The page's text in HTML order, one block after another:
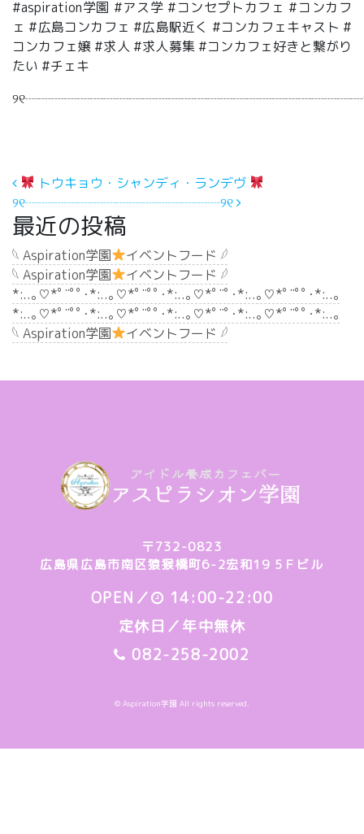
#aspiration学園 #アス学 #コンセプトカフェ #コンカフ
ェ #広島コンカフェ #広島駅近く #コンカフェキャスト #
コンカフェ嬢 #求人 #求人募集 #コンカフェ好きと繋がり
たい #チェキ
投稿ナビゲーション
トウキョウ・シャンディ・ランデヴ
୨୧┈┈┈┈┈┈┈┈┈┈┈┈┈┈┈୨୧
最近の投稿
𓆩 Aspiration学園
イベントフード 𓆪
𓆩 Aspiration学園
イベントフード 𓆪
*:..｡♡*ﾟ¨ﾟﾟ･*:..｡♡*ﾟ¨ﾟﾟ･*:..｡♡*ﾟ¨ﾟ･*:..｡♡*ﾟ¨ﾟﾟ･*:..｡
*:..｡♡*ﾟ¨ﾟﾟ･*:..｡♡*ﾟ¨ﾟﾟ･*:..｡♡*ﾟ¨ﾟ･*:..｡♡*ﾟ¨ﾟﾟ･*:..｡
𓆩 Aspiration学園
イベントフード 𓆪
〒732-0823
広島県広島市南区猿猴橋町6-2宏和19 5Ｆビル
OPEN／
14:00-22:00
定休日／年中無休
082-258-2002
© Aspiration学園 All rights reserved.